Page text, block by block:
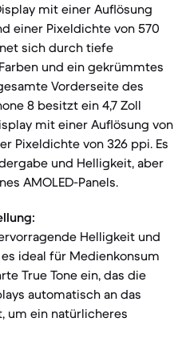
mit einer Auflösung
einer Pixeldichte von 570
sich durch tiefe
und ein gekrümmtes
Vorderseite des
8 besitzt ein 4,7 Zoll
mit einer Auflösung von
Pixeldichte von 326 ppi. Es
und Helligkeit, aber
AMOLED-Panels.
Helligkeit und
ideal für Medienkonsum
True Tone ein, das die
automatisch an das
um ein natürlicheres